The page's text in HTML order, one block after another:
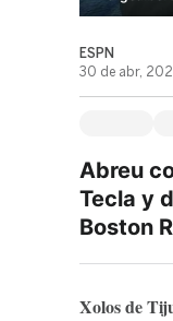
ESPN
30 de abr,
Abreu
Tecla y
Boston
Xolos de